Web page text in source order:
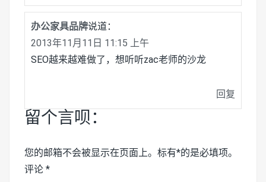
办公家具品牌说道：
2013年11月11日 11:15 上午
SEO越来越难做了，想听听zac老师的沙龙
回复
留个言呗：
您的邮箱不会被显示在页面上。标有*的是必填项。
评论 *